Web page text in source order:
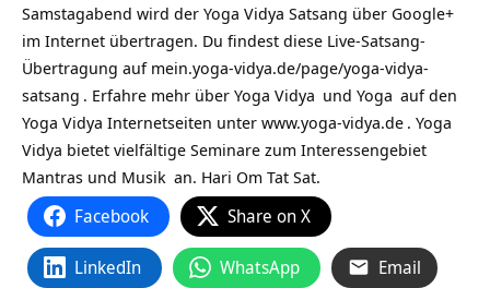
Samstagabend wird der Yoga Vidya Satsang über Google+
im Internet übertragen. Du findest diese Live-Satsang-
Übertragung auf mein.yoga-vidya.de/page/yoga-vidya-
satsang . Erfahre mehr über Yoga Vidya und Yoga auf den
Yoga Vidya Internetseiten unter www.yoga-vidya.de . Yoga
Vidya bietet vielfältige Seminare zum Interessengebiet
Mantras und Musik an. Hari Om Tat Sat.
Facebook Share on X
LinkedIn WhatsApp Email